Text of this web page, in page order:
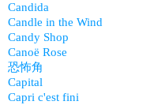
Candida
Candle in the Wind
Candy Shop
Canoë Rose
恐怖角
Capital
Capri c'est fini